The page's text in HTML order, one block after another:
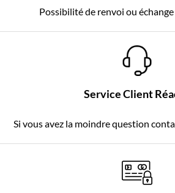
Possibilité de renvoi ou échange
Service Client
Si vous avez la moindre question